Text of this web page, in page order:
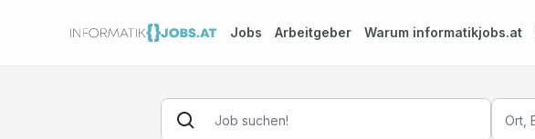
Jobs Arbeitgeber Warum informatikjobs.at